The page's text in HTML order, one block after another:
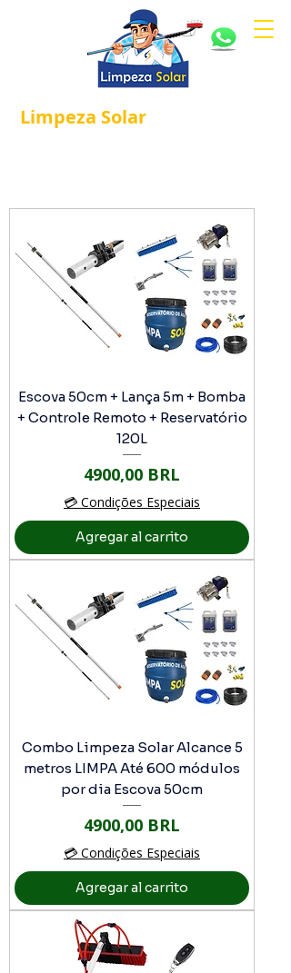
Limpeza Solar®
Escova 50cm + Lança 5m + Bomba
+ Controle Remoto + Reservatório
120L
Precio
4900,00 BRL
💳 Condições Especiais
Agregar al carrito
Combo Limpeza Solar Alcance 5
metros LIMPA Até 600 módulos
por dia Escova 50cm
Precio
4900,00 BRL
💳 Condições Especiais
Agregar al carrito